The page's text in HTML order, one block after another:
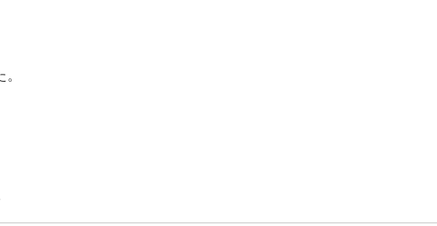
東京方面へ社員旅行へ
で徳島県知